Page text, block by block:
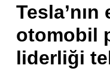
otomobil
liderliği